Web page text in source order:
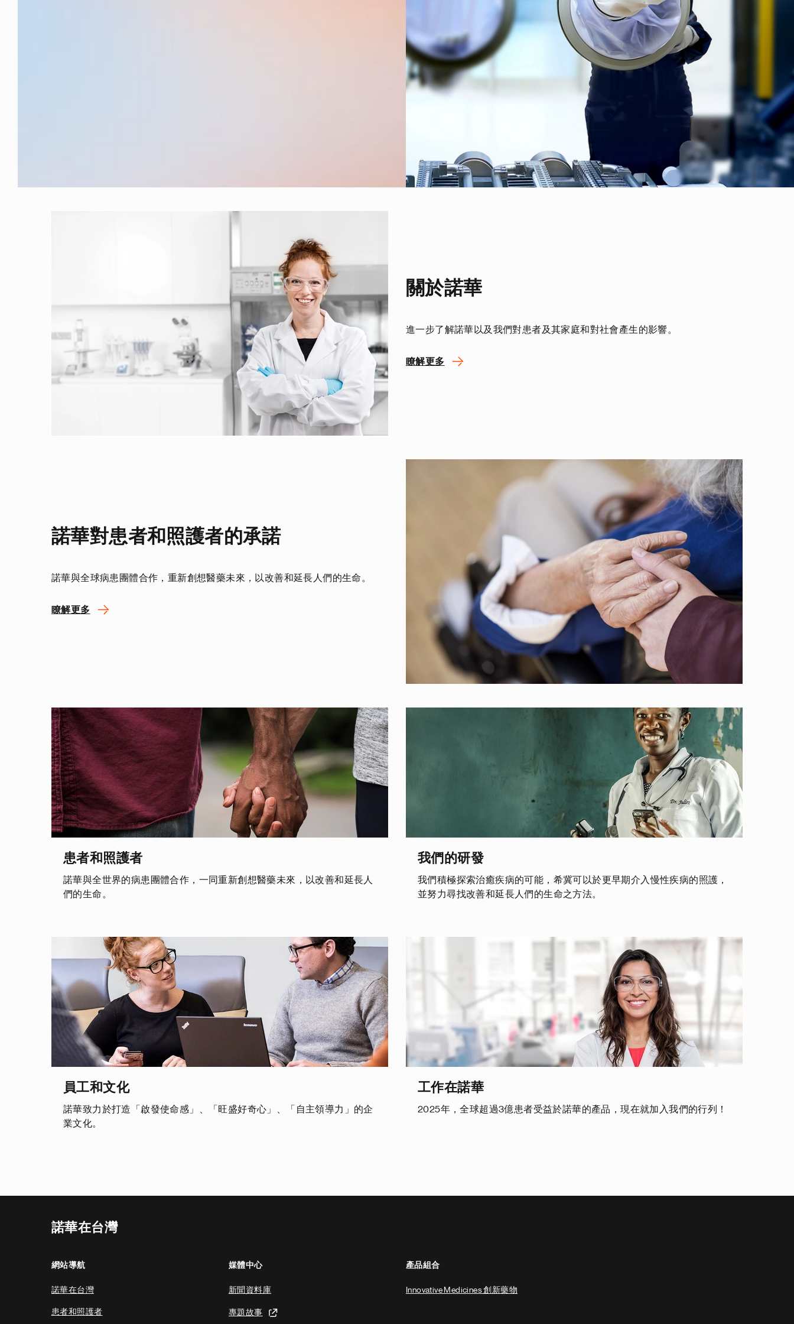
關於諾華
進一步了解諾華以及我們對患者及其家庭和對社會產生的影響。
瞭解更多
諾華對患者和照護者的承諾
諾華與全球病患團體合作，重新創想醫藥未來，以改善和延長人們的生命。
瞭解更多
患者和照護者
諾華與全世界的病患團體合作，一同重新創想醫藥未來，以改善和延長人
們的生命。
我們的研發
我們積極探索治癒疾病的可能，希冀可以於更早期介入慢性疾病的照護，
並努力尋找改善和延長人們的生命之方法。
員工和文化
諾華致力於打造「啟發使命感」、「旺盛好奇心」、「自主領導力」的企
業文化。
工作在諾華
2025年，全球超過3億患者受益於諾華的產品，現在就加入我們的行列！
諾華在台灣
網站導航
諾華在台灣
患者和照護者
媒體中心
新聞資料庫
專題故事
產品組合
Innovative Medicines 創新藥物